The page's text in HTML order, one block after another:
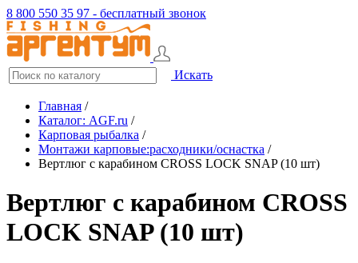
8 800 550 35 97 - бесплатный звонок
Искать
Главная /
Каталог: AGF.ru /
Карповая рыбалка /
Монтажи карповые:расходники/оснастка /
Вертлюг с карабином CROSS LOCK SNAP (10 шт)
Вертлюг с карабином CROSS
LOCK SNAP (10 шт)